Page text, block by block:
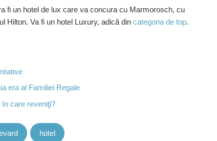
fi un hotel de lux care va concura cu Marmorosch, cu
Hilton. Va fi un hotel Luxury, adică din categoria de top.
era al Familiei Regale
care reveniţi?
hotel